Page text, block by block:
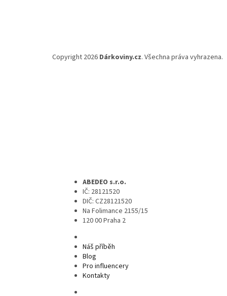
Copyright 2026 Dárkoviny.cz. Všechna práva vyhrazena.
ABEDEO s.r.o.
IČ: 28121520
DIČ: CZ28121520
Na Folimance 2155/15
120 00 Praha 2
Náš příběh
Blog
Pro influencery
Kontakty